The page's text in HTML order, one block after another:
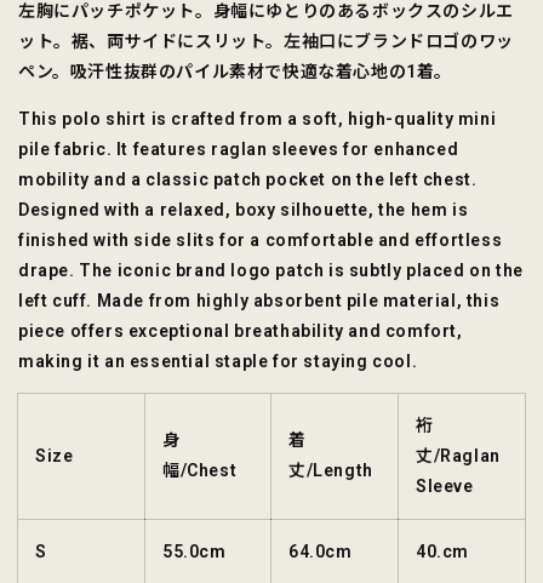
左胸にパッチポケット。身幅にゆとりのあるボックスのシルエ
ット。裾、両サイドにスリット。左袖口にブランドロゴのワッ
ペン。吸汗性抜群のパイル素材で快適な着心地の1着。
This polo shirt is crafted from a soft, high-quality mini
pile fabric. It features raglan sleeves for enhanced
mobility and a classic patch pocket on the left chest.
Designed with a relaxed, boxy silhouette, the hem is
finished with side slits for a comfortable and effortless
drape. The iconic brand logo patch is subtly placed on the
left cuff. Made from highly absorbent pile material, this
piece offers exceptional breathability and comfort,
making it an essential staple for staying cool.
Size
身
幅/Chest
着
丈/Length
裄
丈/Raglan
Sleeve
S 55.0cm 64.0cm 40.cm